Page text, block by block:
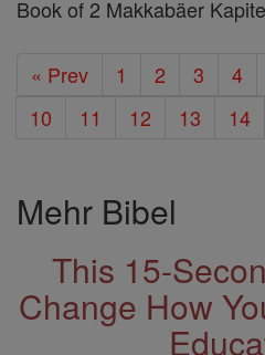
Book of 2 Makkabäer
« Prev 1 2 3 4
10
11 12 13 14
Mehr Bibel
This 15-
Change How